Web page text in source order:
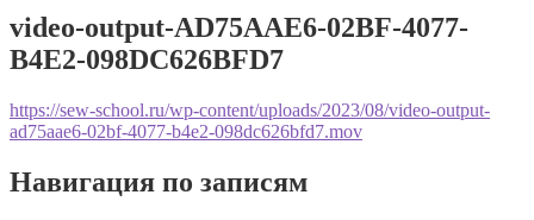
video-output-AD75AAE6-02BF-4077-
B4E2-098DC626BFD7
https://sew-school.ru/wp-content/uploads/2023/08/video-output-
ad75aae6-02bf-4077-b4e2-098dc626bfd7.mov
Навигация по записям